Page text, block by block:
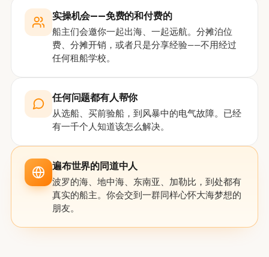
实操机会——免费的和付费的
船主们会邀你一起出海、一起远航。分摊泊位
费、分摊开销，或者只是分享经验——不用经过
任何租船学校。
任何问题都有人帮你
从选船、买前验船，到风暴中的电气故障。已经
有一千个人知道该怎么解决。
遍布世界的同道中人
波罗的海、地中海、东南亚、加勒比，到处都有
真实的船主。你会交到一群同样心怀大海梦想的
朋友。